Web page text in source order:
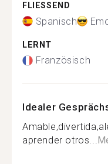
FLIESSEND
Spanisch
LERNT
Französisch
Idealer
aprender otros...